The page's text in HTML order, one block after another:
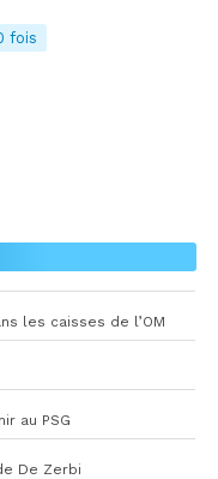
fois
les caisses de l’OM
au PSG
De Zerbi